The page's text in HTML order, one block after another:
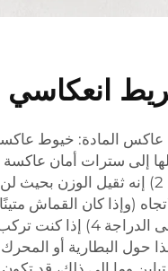
انعكاسي
إلى سترات أمان
(وإذا كان القماش
ترتدي هذه السراويل ليلاً على
حول البطارية أو